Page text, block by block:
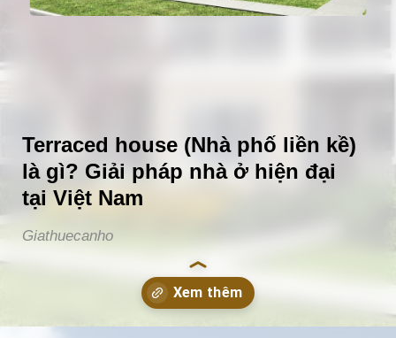
Terraced house (Nhà phố liền kề)
là gì? Giải pháp nhà ở hiện đại
tại Việt Nam
Giathuecanho